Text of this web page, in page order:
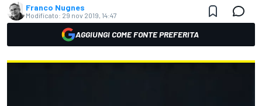
Franco Nugnes
Modificato: 29 nov 2019, 14:47
AGGIUNGI COME FONTE PREFERITA